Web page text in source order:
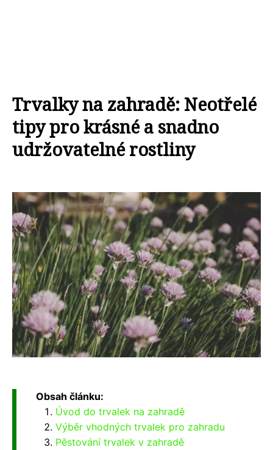
Trvalky na zahradě: Neotřelé
tipy pro krásné a snadno
udržovatelné rostliny
Obsah článku:
Úvod do trvalek na zahradě
Výběr vhodných trvalek pro zahradu
Pěstování trvalek v zahradě